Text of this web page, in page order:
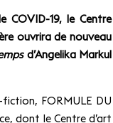
COVID-19, le Centre
ouvrira de nouveau
d’Angelika Markul
FORMULE DU
dont le Centre d’art